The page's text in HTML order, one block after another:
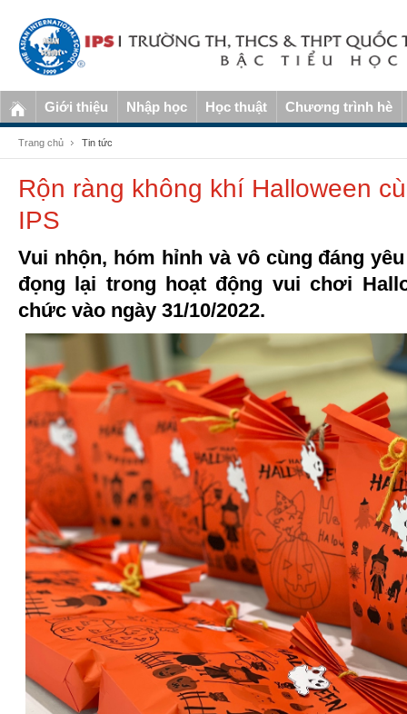
Giới thiệu Nhập học Học thuật Chương trình hè
Trang chủ Tin tức
Rộn ràng không khí Halloween
IPS
Vui nhộn, hóm hỉnh và vô cùng đáng
đọng lại trong hoạt động vui chơi
chức vào ngày 31/10/2022.